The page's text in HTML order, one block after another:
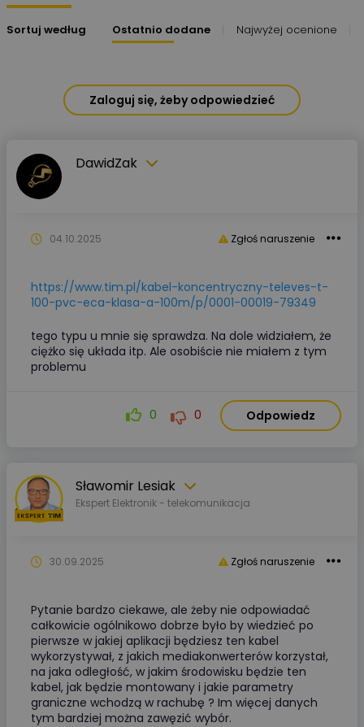
Sortuj według Ostatnio dodane Najwyżej ocenione
Zaloguj się, żeby odpowiedzieć
DawidZak
Zgłoś naruszenie
04.10.2025
https://www.tim.pl/kabel-koncentryczny-televes-t-
100-pvc-eca-klasa-a-100m/p/0001-00019-79349
tego typu u mnie się sprawdza. Na dole widziałem, że
ciężko się układa itp. Ale osobiście nie miałem z tym
problemu
0 0 Odpowiedz
Sławomir Lesiak
Ekspert Elektronik - telekomunikacja
Zgłoś naruszenie
30.09.2025
Pytanie bardzo ciekawe, ale żeby nie odpowiadać
całkowicie ogólnikowo dobrze było by wiedzieć po
pierwsze w jakiej aplikacji będziesz ten kabel
wykorzystywał, z jakich mediakonwerterów korzystał,
na jaka odległość, w jakim środowisku będzie ten
kabel, jak będzie montowany i jakie parametry
graniczne wchodzą w rachubę ? Im więcej danych
tym bardziej można zawęzić wybór.